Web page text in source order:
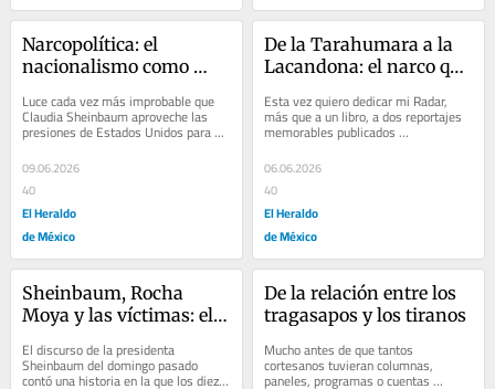
Narcopolítica: el
nacionalismo como
Luce cada vez más improbable que
Claudia Sheinbaum aproveche las
presiones de Estados Unidos para
combatir la narcopolítica en México.
El punto...
09.06.2026
40
El Heraldo
de México
De la Tarahumara a la
Lacandona: el narco que
Esta vez quiero dedicar mi Radar,
más que a un libro, a dos reportajes
memorables publicados
recientemente en El País.  "Esclavos
en la...
06.06.2026
40
El Heraldo
de México
Sheinbaum, Rocha
Moya y las víctimas: el
El discurso de la presidenta
Sheinbaum del domingo pasado
contó una historia en la que los diez
De la relación entre los
tragasapos y los tiranos
Mucho antes de que tantos
cortesanos tuvieran columnas,
paneles, programas o cuentas